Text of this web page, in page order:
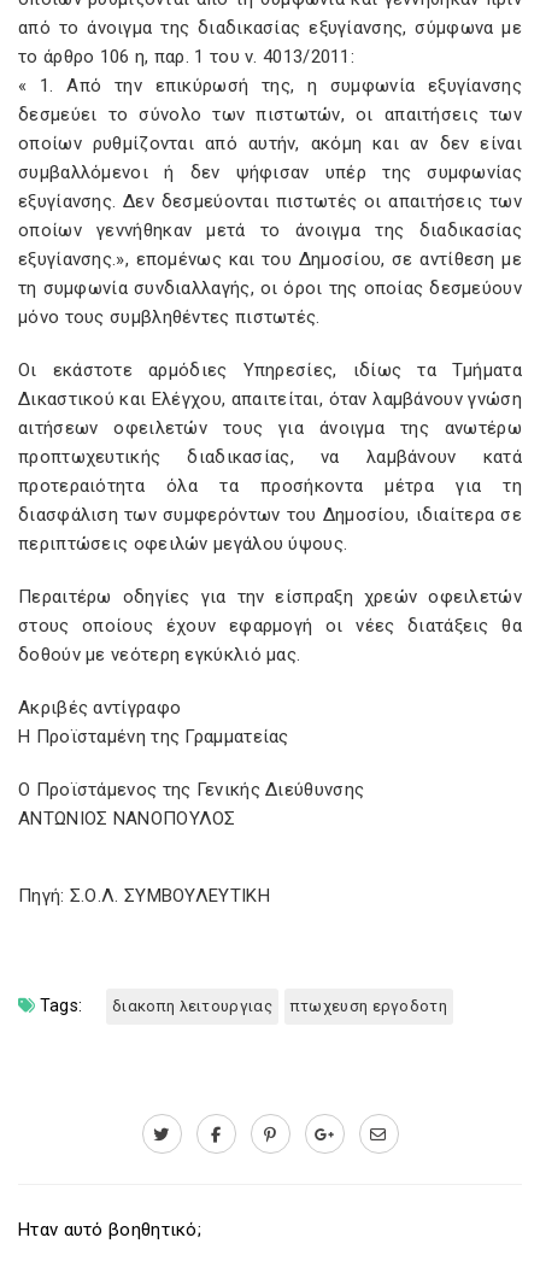
από το άνοιγμα της διαδικασίας εξυγίανσης, σύμφωνα με
το άρθρο 106 η, παρ. 1 του ν. 4013/2011:
« 1. Από την επικύρωσή της, η συμφωνία εξυγίανσης
δεσμεύει το σύνολο των πιστωτών, οι απαιτήσεις των
οποίων ρυθμίζονται από αυτήν, ακόμη και αν δεν είναι
συμβαλλόμενοι ή δεν ψήφισαν υπέρ της συμφωνίας
εξυγίανσης. Δεν δεσμεύονται πιστωτές οι απαιτήσεις των
οποίων γεννήθηκαν μετά το άνοιγμα της διαδικασίας
εξυγίανσης.», επομένως και του Δημοσίου, σε αντίθεση με
τη συμφωνία συνδιαλλαγής, οι όροι της οποίας δεσμεύουν
μόνο τους συμβληθέντες πιστωτές.
Οι εκάστοτε αρμόδιες Υπηρεσίες, ιδίως τα Τμήματα
Δικαστικού και Ελέγχου, απαιτείται, όταν λαμβάνουν γνώση
αιτήσεων οφειλετών τους για άνοιγμα της ανωτέρω
προπτωχευτικής διαδικασίας, να λαμβάνουν κατά
προτεραιότητα όλα τα προσήκοντα μέτρα για τη
διασφάλιση των συμφερόντων του Δημοσίου, ιδιαίτερα σε
περιπτώσεις οφειλών μεγάλου ύψους.
Περαιτέρω οδηγίες για την είσπραξη χρεών οφειλετών
στους οποίους έχουν εφαρμογή οι νέες διατάξεις θα
δοθούν με νεότερη εγκύκλιό μας.
Ακριβές αντίγραφο
Η Προϊσταμένη της Γραμματείας
Ο Προϊστάμενος της Γενικής Διεύθυνσης
ΑΝΤΩΝΙΟΣ ΝΑΝΟΠΟΥΛΟΣ
Πηγή: Σ.Ο.Λ. ΣΥΜΒΟΥΛΕΥΤΙΚΗ
Tags: διακοπη λειτουργιας πτωχευση εργοδοτη
Ηταν αυτό βοηθητικό;